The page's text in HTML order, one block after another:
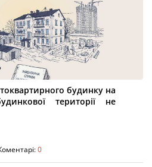
будинку на
території не
0